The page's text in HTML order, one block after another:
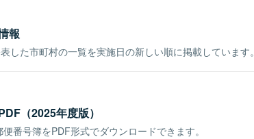
報
した市町村の一覧を実施日の新しい順に掲載しています。
（2025年度版）
番号簿をPDF形式でダウンロードできます。